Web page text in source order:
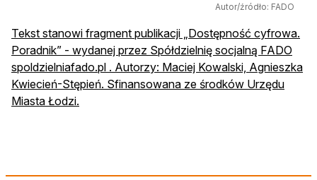
Autor/źródło: FADO
Tekst stanowi fragment publikacji „Dostępność cyfrowa.
Poradnik” - wydanej przez Spółdzielnię socjalną FADO
spoldzielniafado.pl . Autorzy: Maciej Kowalski, Agnieszka
Kwiecień-Stępień. Sfinansowana ze środków Urzędu
Miasta Łodzi.